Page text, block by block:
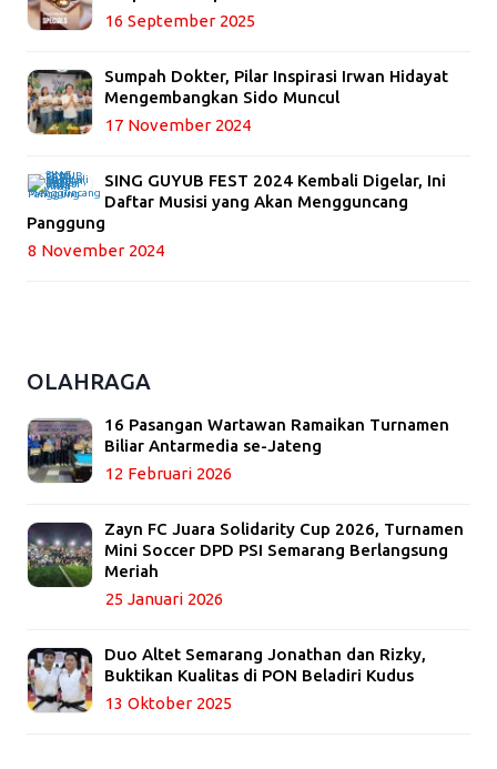
16 September 2025
Sumpah Dokter, Pilar Inspirasi Irwan Hidayat
Mengembangkan Sido Muncul
17 November 2024
SING GUYUB FEST 2024 Kembali Digelar, Ini
Daftar Musisi yang Akan Mengguncang
Panggung
8 November 2024
OLAHRAGA
16 Pasangan Wartawan Ramaikan Turnamen
Biliar Antarmedia se-Jateng
12 Februari 2026
Zayn FC Juara Solidarity Cup 2026, Turnamen
Mini Soccer DPD PSI Semarang Berlangsung
Meriah
25 Januari 2026
Duo Altet Semarang Jonathan dan Rizky,
Buktikan Kualitas di PON Beladiri Kudus
13 Oktober 2025